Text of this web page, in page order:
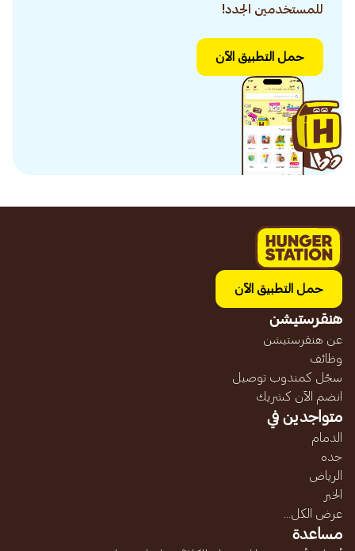
للمستخدمين الجدد!
حمل التطبيق الآن
حمل التطبيق الآن
هنقرستيشن
عن هنقرستيشن
وظائف
سجّل كمندوب توصيل
انضم الآن كشريك
متواجدين في
الدمام
جده
الرياض
الخبر
عرض الكل...
مساعدة